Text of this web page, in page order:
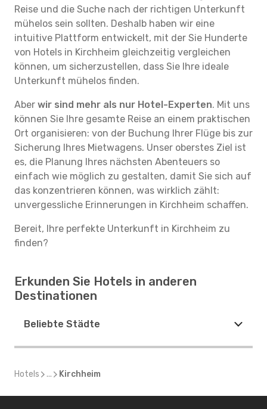
Reise und die Suche nach der richtigen Unterkunft
mühelos sein sollten. Deshalb haben wir eine
intuitive Plattform entwickelt, mit der Sie Hunderte
von Hotels in Kirchheim gleichzeitig vergleichen
können, um sicherzustellen, dass Sie Ihre ideale
Unterkunft mühelos finden.
Aber wir sind mehr als nur Hotel-Experten. Mit uns
können Sie Ihre gesamte Reise an einem praktischen
Ort organisieren: von der Buchung Ihrer Flüge bis zur
Sicherung Ihres Mietwagens. Unser oberstes Ziel ist
es, die Planung Ihres nächsten Abenteuers so
einfach wie möglich zu gestalten, damit Sie sich auf
das konzentrieren können, was wirklich zählt:
unvergessliche Erinnerungen in Kirchheim schaffen.
Bereit, Ihre perfekte Unterkunft in Kirchheim zu
finden?
Erkunden Sie Hotels in anderen
Destinationen
Beliebte Städte
Hotels ... Kirchheim